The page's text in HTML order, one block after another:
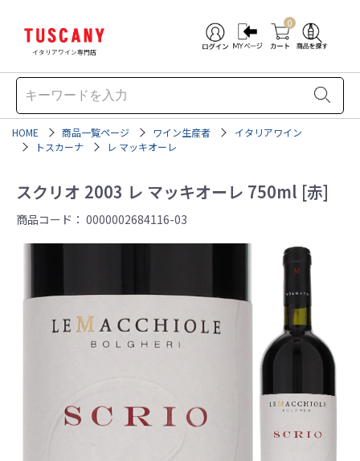
イタリアワイン専門店
0
HOME 商品一覧ページ ワイン生産者
イタリアワイン
トスカーナ
レ マッキオーレ
スクリオ 2003 レ マッキオーレ 750ml [赤]
商品コード： 0000002684116-03